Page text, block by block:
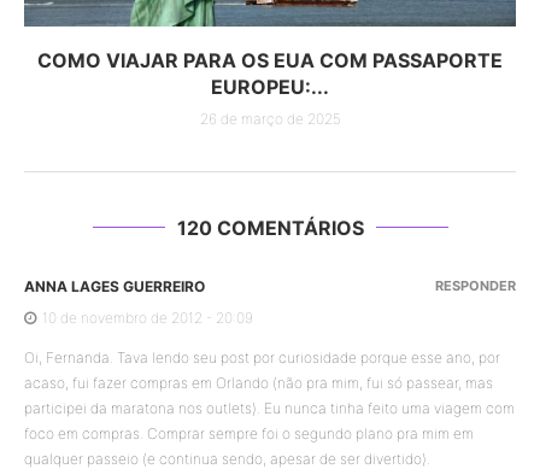
COMO VIAJAR PARA OS EUA COM PASSAPORTE
EUROPEU:...
26 de março de 2025
120 COMENTÁRIOS
ANNA LAGES GUERREIRO
10 de novembro de 2012 - 20:09
Oi, Fernanda. Tava lendo seu post por curiosidade porque esse ano, por
acaso, fui fazer compras em Orlando (não pra mim, fui só passear, mas
participei da maratona nos outlets). Eu nunca tinha feito uma viagem com
foco em compras. Comprar sempre foi o segundo plano pra mim em
qualquer passeio (e continua sendo, apesar de ser divertido).
RESPONDER